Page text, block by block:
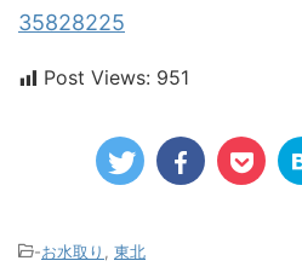
35828225
Post Views: 951
-お水取り 東北